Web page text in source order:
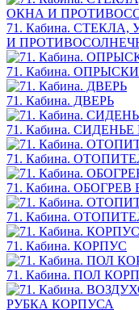
71. Кабина.
И
71. Кабина.
71. Кабина. ДВЕРЬ
71. Кабина.
71. Кабина.
71. Кабина.
71. Кабина.
71. Кабина. КОРПУС
71. Кабина. ПОЛ